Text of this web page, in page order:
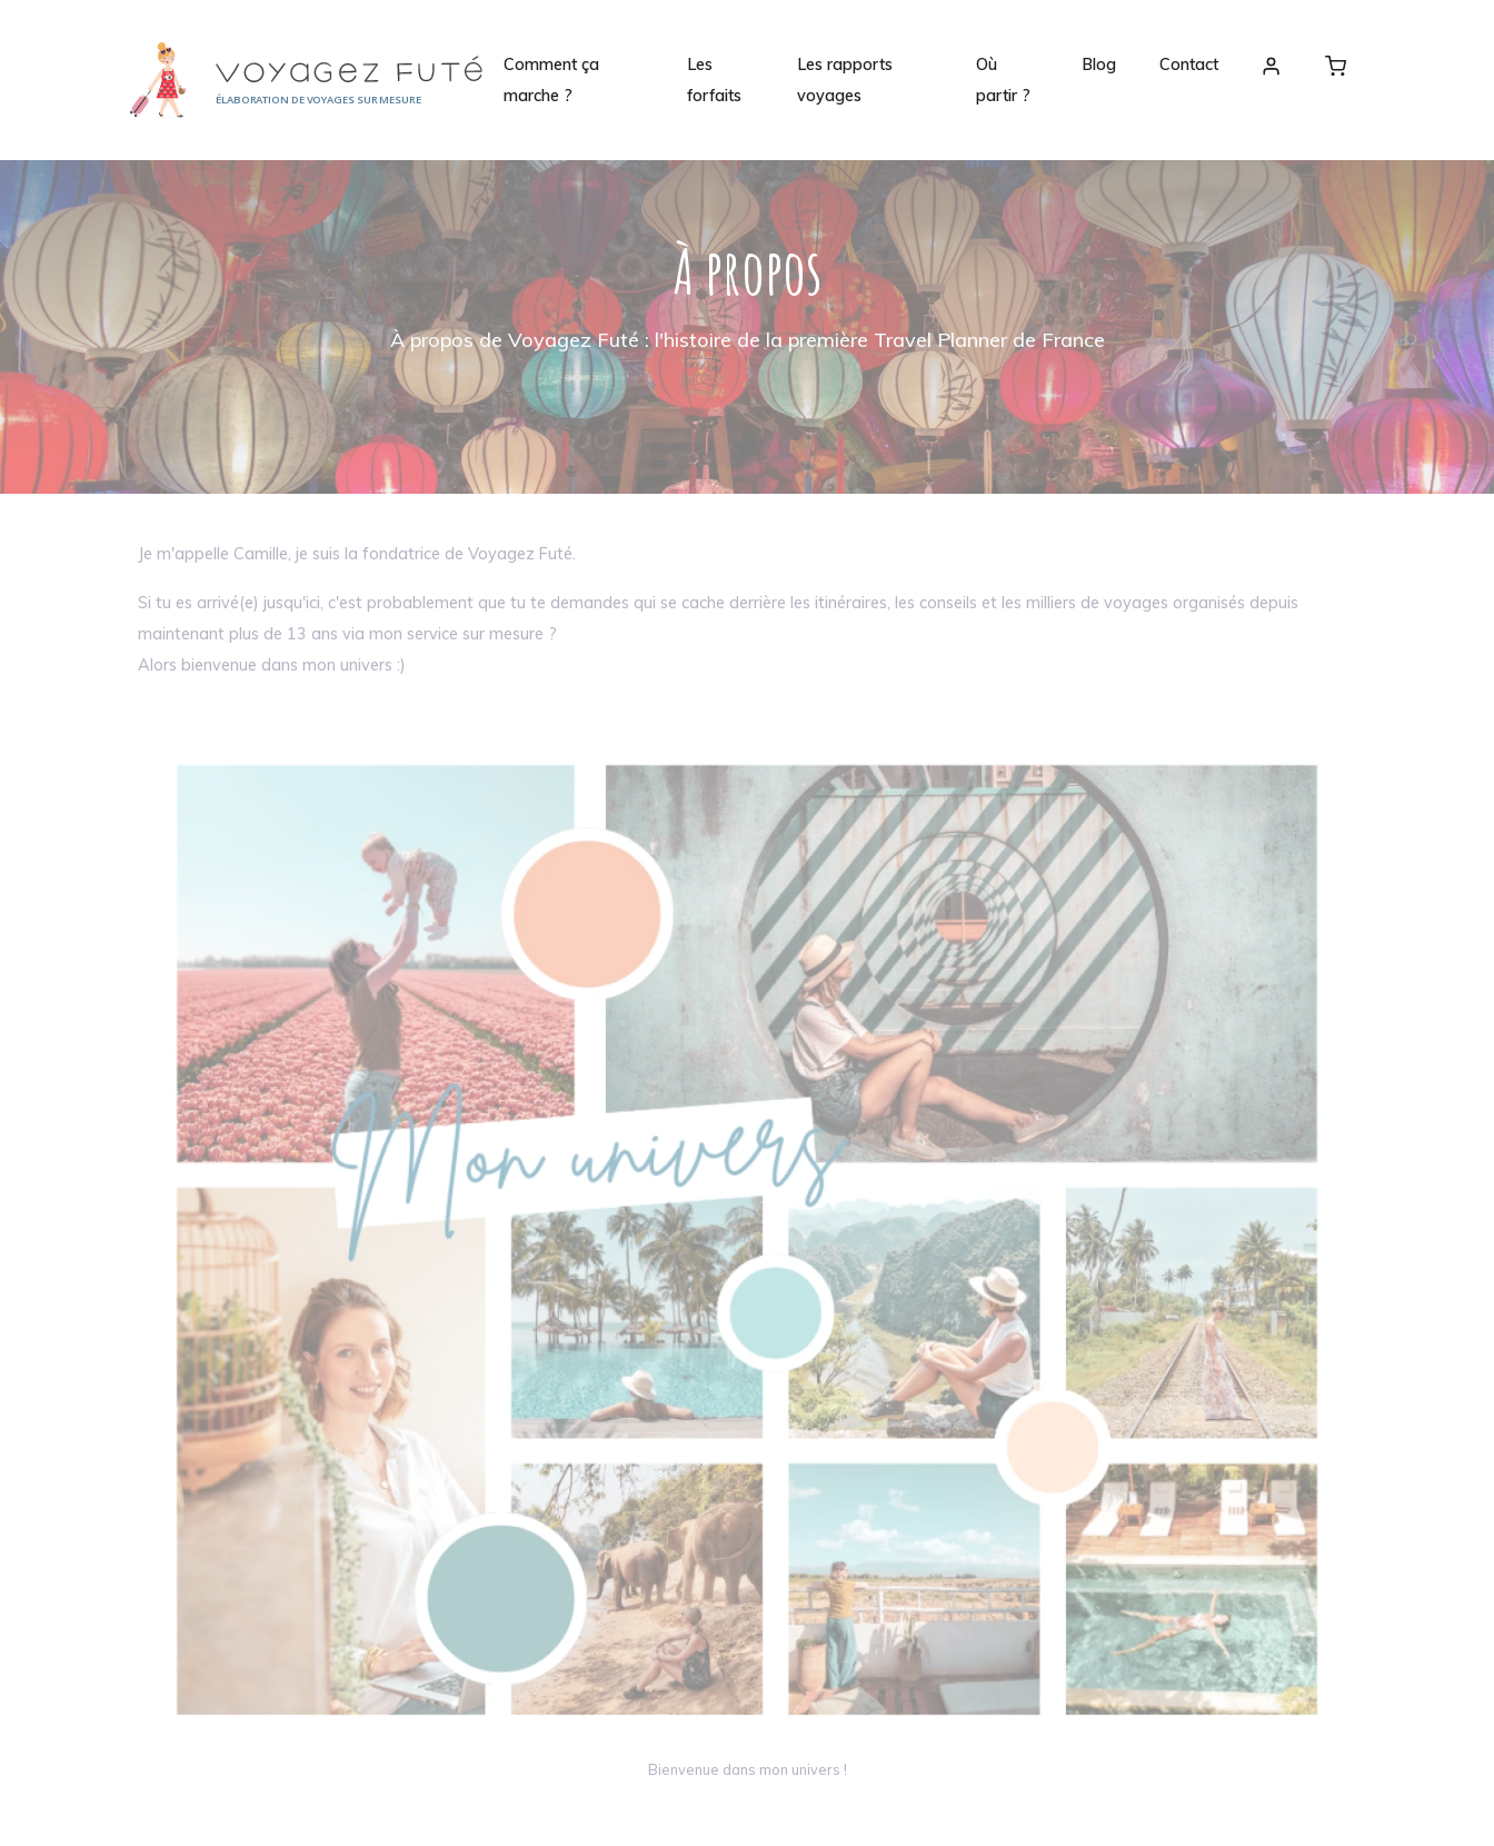
ÉLABORATION DE VOYAGES SUR MESURE
Comment ça
marche ?
Les
forfaits
Les rapports
voyages
Où
partir ?
Blog Contact
À propos
À propos de Voyagez Futé : l'histoire de la première Travel Planner de France
Je m'appelle Camille, je suis la fondatrice de Voyagez Futé.
Si tu es arrivé(e) jusqu'ici, c'est probablement que tu te demandes qui se cache derrière les itinéraires, les conseils et les milliers de voyages organisés depuis
maintenant plus de 13 ans via mon service sur mesure ?
Alors bienvenue dans mon univers :)
Bienvenue dans mon univers !